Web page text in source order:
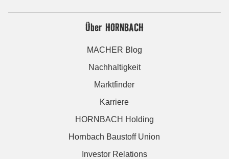
Über HORNBACH
MACHER Blog
Nachhaltigkeit
Marktfinder
Karriere
HORNBACH Holding
Hornbach Baustoff Union
Investor Relations